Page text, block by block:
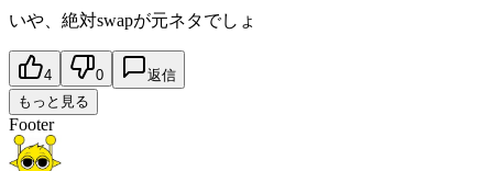
いや、絶対swapが元ネタでしょ
4 0
返信
もっと見る
Footer